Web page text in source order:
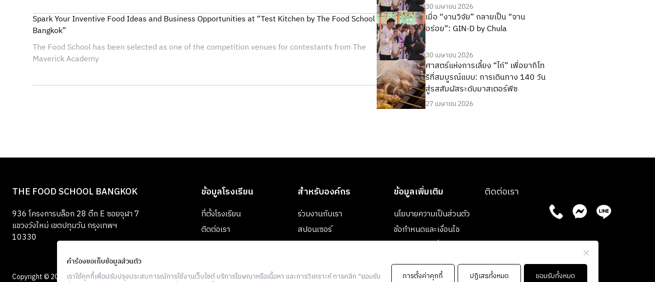
Spark Your Inventive Food Ideas and Business Opportunities at “Test Kitchen by The Food School
Bangkok”
The Food School has been selected as one of the competition venues for contestants from The
Maverick Academy
30 เมษายน 2026
เมื่อ “งานวิจัย” กลายเป็น “จาน
อร่อย”: GIN-D by Chula
30 เมษายน 2026
ศาสตร์แห่งการเลี้ยง “ไก่” เพื่อยากิโท
ริที่สมบูรณ์แบบ: การเดินทาง 140 วัน
สู่รสสัมผัสระดับมาสเตอร์พีซ
27 เมษายน 2026
THE FOOD SCHOOL BANGKOK
936 โครงการบล็อก 28 ตึก E ซอยจุฬา 7
แขวงวังใหม่ เขตปทุมวัน กรุงเทพฯ
10330
ข้อมูลโรงเรียน
ที่ตั้งโรงเรียน
ติดต่อเรา
สำหรับองค์กร
ร่วมงานกับเรา
สปอนเซอร์
ข้อมูลเพิ่มเติม
นโยบายความเป็นส่วนตัว
ข้อกำหนดและเงื่อนไข
ติดต่อเรา
Copyright © 2026 The Food School Bangkok. All Rights Reserved.
คำร้องขอเก็บข้อมูลส่วนตัว
เราใช้คุกกี้เพื่อปรับปรุงประสบการณ์การใช้งานเว็บไซต์ บริการโฆษณาหรือเนื้อหา และการวิเคราะห์ การคลิก "ยอมรับ
การตั้งค่าคุกกี้ ปฏิเสธทั้งหมด ยอมรับทั้งหมด